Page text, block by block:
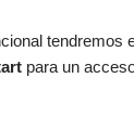
tendremos
para un